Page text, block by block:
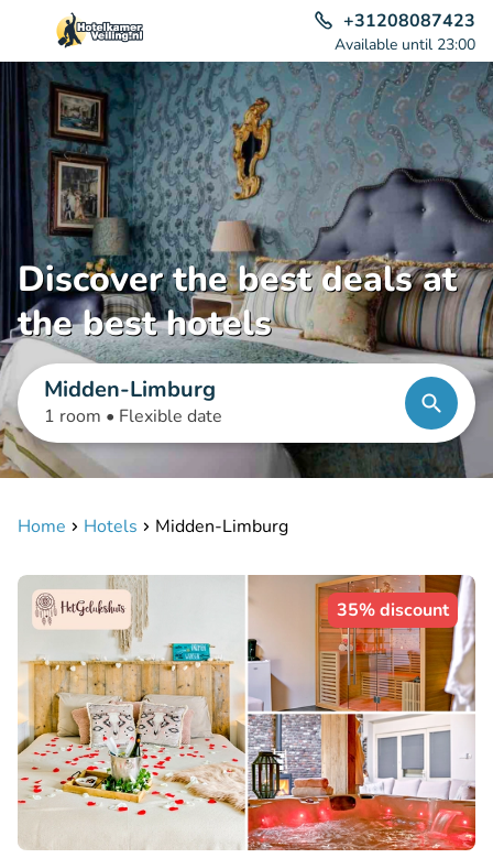
+31208087423
Available until 23:00
Discover the best deals at
the best hotels
Midden-Limburg
1 room • Flexible date
Home Hotels Midden-Limburg
35% discount